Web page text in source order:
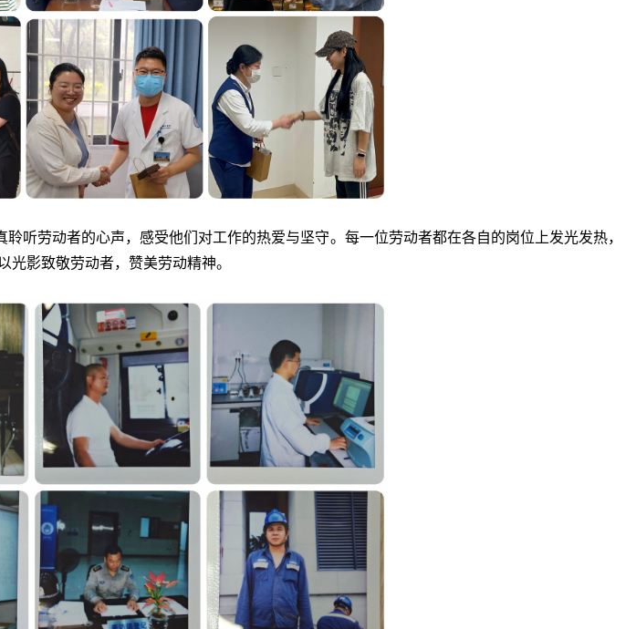
听劳动者的心声，感受他们对工作的热爱与坚守。每一位劳动者都在各自的岗位上发光发热，
光影致敬劳动者，赞美劳动精神。